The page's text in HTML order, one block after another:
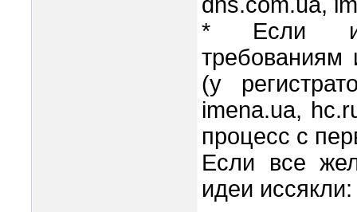
* Если
требованиям
(у
imena.ua,
процесс с
Если все
идеи иссякли: